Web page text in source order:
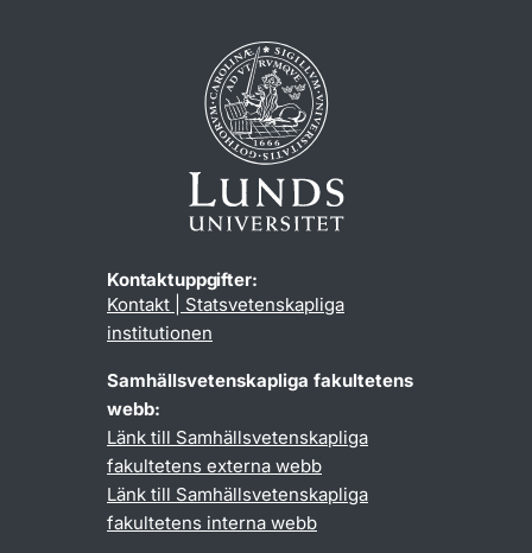
Kontaktuppgifter:
Kontakt | Statsvetenskapliga
institutionen
Samhällsvetenskapliga fakultetens
webb:
Länk till Samhällsvetenskapliga
fakultetens externa webb
Länk till Samhällsvetenskapliga
fakultetens interna webb